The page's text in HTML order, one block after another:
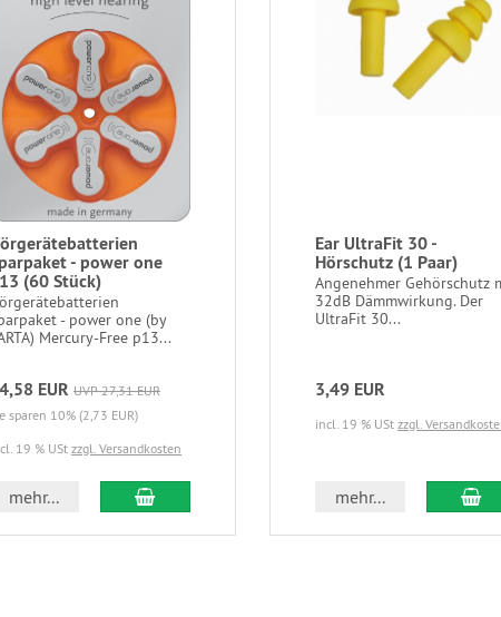
- power one
(60 Stück)
- power one (by
Mercury-Free p13...
EUR UVP 27,31 EUR
sparen 10% (2,73 EUR)
19 % USt zzgl. Versandkosten
mehr... In den Warenkorb
Ear UltraFit 30 -
Hörschutz (1 Paar)
Angenehmer Gehörschutz
32dB Dämmwirkung. Der
UltraFit 30...
3,49 EUR
incl. 19 % USt zzgl.
mehr... In